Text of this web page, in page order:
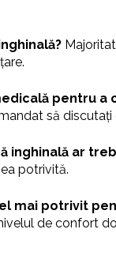
pentru a
să
inghinală ar
potrivită.
mai potrivit
de confort